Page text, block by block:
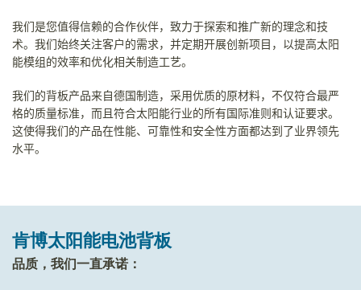
我们是您值得信赖的合作伙伴，致力于探索和推广新的理念和技
术。我们始终关注客户的需求，并定期开展创新项目，以提高太阳
能模组的效率和优化相关制造工艺。
我们的背板产品来自德国制造，采用优质的原材料，不仅符合最严
格的质量标准，而且符合太阳能行业的所有国际准则和认证要求。
这使得我们的产品在性能、可靠性和安全性方面都达到了业界领先
水平。
肯博太阳能电池背板
品质，我们一直承诺：